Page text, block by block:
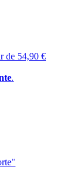
de 54,90 €
.